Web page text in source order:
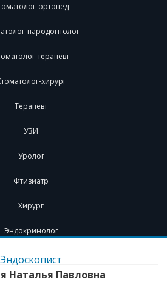
ортопед
пародонтолог
терапевт
хирург
Терапевт
УЗИ
Уролог
Фтизиатр
Хирург
Эндокринолог
Перейти
содержимому
Эндоскопист
Наталья Павловна